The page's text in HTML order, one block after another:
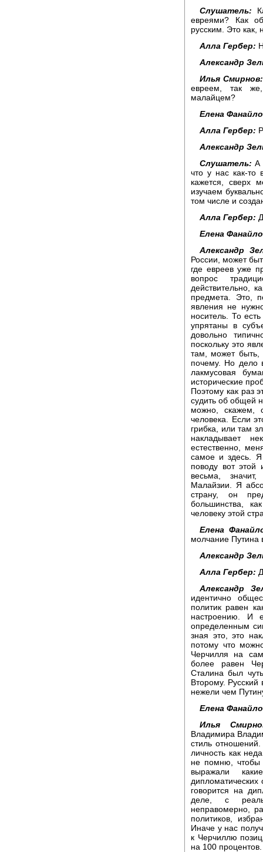
Слушатель:
евреями? Как
русским. Это как,
Алла Гербер:
Александр
Илья Смирнов:
евреем, так
малайцем?
Елена
Алла Гербер:
Александр
Слушатель: А
что у нас как-то
кажется, сверх
изучаем
том числе и
Алла Гербер:
Елена
Александр
России, может
где евреев уже
вопрос
действительно,
предмета. Это,
явления не
носитель. То
упрятаны в
довольно
поскольку это
там, может быть,
почему. Но дело
лакмусовая
исторические
Поэтому как раз
судить об общей
можно, скажем,
человека. Если
грибка, или там
накладывает
естественно,
самое и здесь. Я
поводу вот этой
весьма,
Малайзии. Я
страну, он
большинства,
человеку этой
Елена
молчание Путина
Александр
Алла Гербер:
Александр
идентично
политик равен
настроению. И
определенным
зная это, это
потому что
Черчилля на
более равен
Сталина был
Второму.
нежели чем
Елена
Илья
Владимира
стиль
личность как
не помню, чтобы
выражали
дипломатических
говорится на
деле, с
неправомерно,
политиков,
Иначе у нас
к Черчиллю
на 100 процентов.